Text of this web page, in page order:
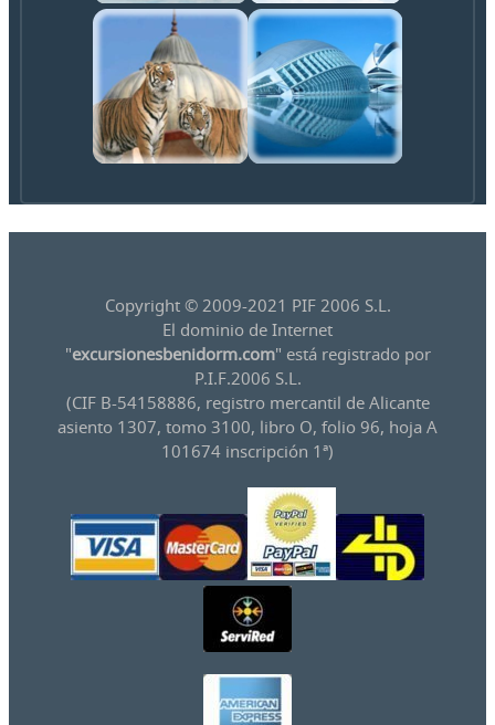
Copyright © 2009-2021 PIF 2006 S.L.
El dominio de Internet
"excursionesbenidorm.com" está registrado por
P.I.F.2006 S.L.
(CIF B-54158886, registro mercantil de Alicante
asiento 1307, tomo 3100, libro O, folio 96, hoja A
101674 inscripción 1ª)